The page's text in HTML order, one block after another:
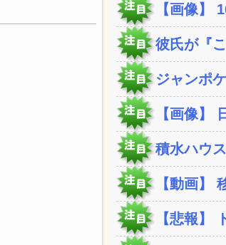
【画像】
彼氏が『
ジャンポ
【画像】
積水ハウ
【動画】
【悲報】